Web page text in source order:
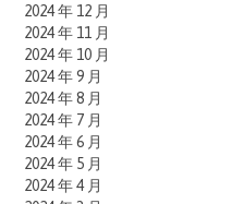
2024 年 12 月
2024 年 11 月
2024 年 10 月
2024 年 9 月
2024 年 8 月
2024 年 7 月
2024 年 6 月
2024 年 5 月
2024 年 4 月